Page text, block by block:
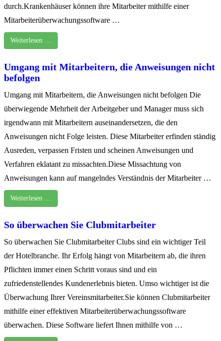
durch.Krankenhäuser können ihre Mitarbeiter mithilfe einer
Mitarbeiterüberwachungssoftware …
Weiterlesen …
Umgang mit Mitarbeitern, die Anweisungen nicht
befolgen
Umgang mit Mitarbeitern, die Anweisungen nicht befolgen Die
überwiegende Mehrheit der Arbeitgeber und Manager muss sich
irgendwann mit Mitarbeitern auseinandersetzen, die den
Anweisungen nicht Folge leisten. Diese Mitarbeiter erfinden ständig
Ausreden, verpassen Fristen und scheinen Anweisungen und
Verfahren eklatant zu missachten.Diese Missachtung von
Anweisungen kann auf mangelndes Verständnis der Mitarbeiter …
Weiterlesen …
So überwachen Sie Clubmitarbeiter
So überwachen Sie Clubmitarbeiter Clubs sind ein wichtiger Teil
der Hotelbranche. Ihr Erfolg hängt von Mitarbeitern ab, die ihren
Pflichten immer einen Schritt voraus sind und ein
zufriedenstellendes Kundenerlebnis bieten. Umso wichtiger ist die
Überwachung Ihrer Vereinsmitarbeiter.Sie können Clubmitarbeiter
mithilfe einer effektiven Mitarbeiterüberwachungssoftware
überwachen. Diese Software liefert Ihnen mithilfe von …